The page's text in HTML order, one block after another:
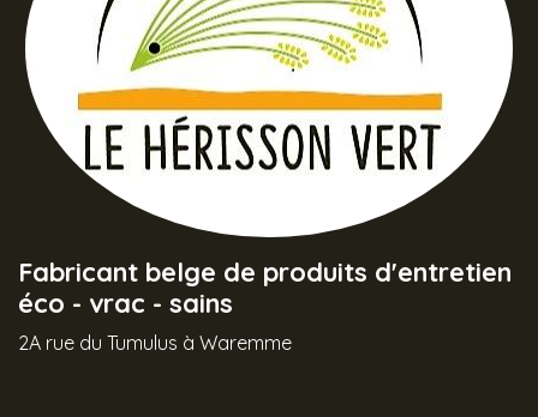
Fabricant belge de produits d'entretien
éco - vrac - sains
2A rue du Tumulus à Waremme